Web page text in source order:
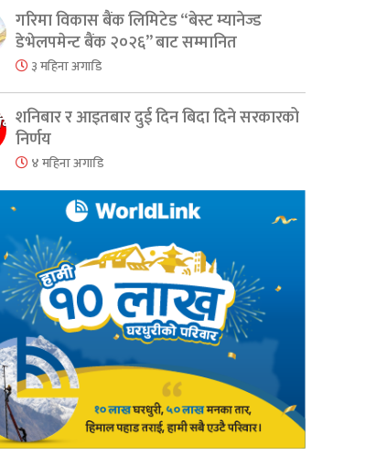
गरिमा विकास बैंक लिमिटेड “बेस्ट म्यानेज्ड
डेभेलपमेन्ट बैंक २०२६” बाट सम्मानित
३ महिना अगाडि
शनिबार र आइतबार दुई दिन बिदा दिने सरकारको
निर्णय
४ महिना अगाडि